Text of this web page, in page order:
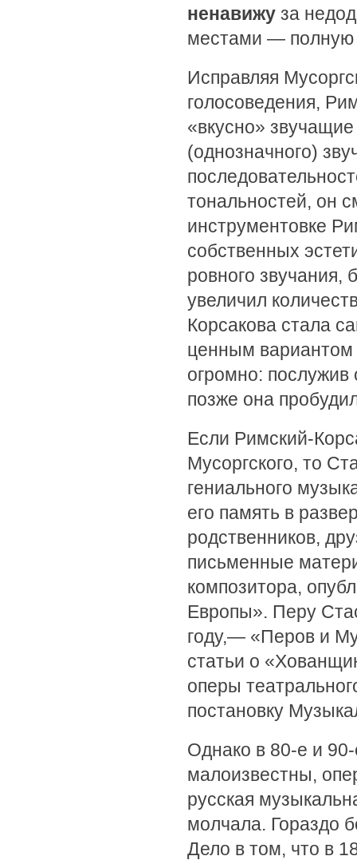
ненавижу за
местами — полную
Исправляя
голосоведения,
«вкусно»
(однозначного)
тональностей, он
инструментовке
собственных
ровного звучания,
увеличил
Корсакова стала
ценным вариантом
огромно: послужив
позже она
Если Римский-
Мусоргского, то
гениального
его память в
родственников,
письменные
композитора,
Европы». Перу
году,— «Перов и
статьи о
оперы
постановку
Однако в 80-е и
малоизвестны,
русская
молчала. Гораздо
Дело в том, что в